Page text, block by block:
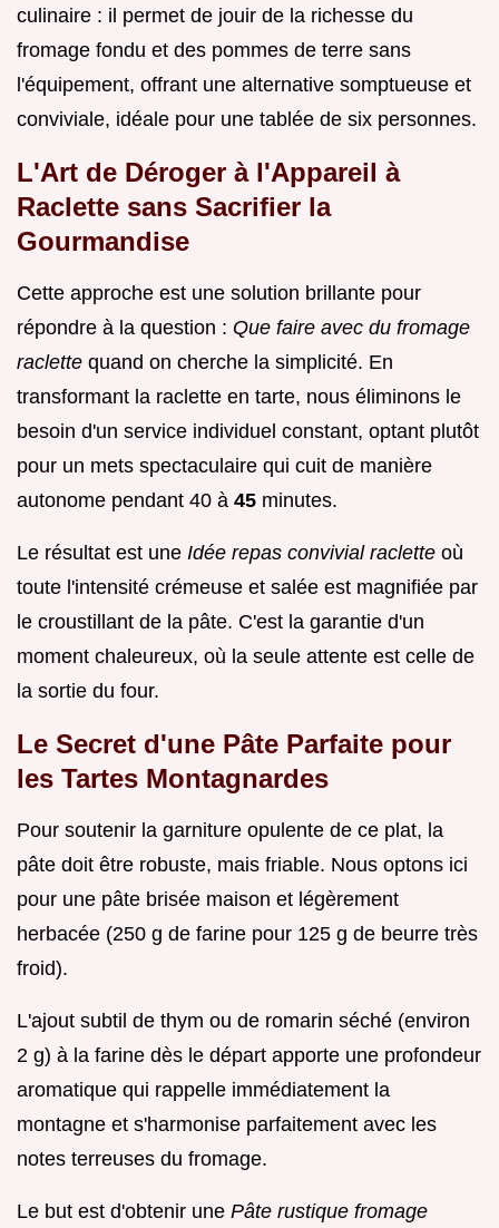
culinaire : il permet de jouir de la richesse du
fromage fondu et des pommes de terre sans
l'équipement, offrant une alternative somptueuse et
conviviale, idéale pour une tablée de six personnes.
L'Art de Déroger à l'Appareil à
Raclette sans Sacrifier la
Gourmandise
Cette approche est une solution brillante pour
répondre à la question : Que faire avec du fromage
raclette quand on cherche la simplicité. En
transformant la raclette en tarte, nous éliminons le
besoin d'un service individuel constant, optant plutôt
pour un mets spectaculaire qui cuit de manière
autonome pendant 40 à 45 minutes.
Le résultat est une Idée repas convivial raclette où
toute l'intensité crémeuse et salée est magnifiée par
le croustillant de la pâte. C'est la garantie d'un
moment chaleureux, où la seule attente est celle de
la sortie du four.
Le Secret d'une Pâte Parfaite pour
les Tartes Montagnardes
Pour soutenir la garniture opulente de ce plat, la
pâte doit être robuste, mais friable. Nous optons ici
pour une pâte brisée maison et légèrement
herbacée (250 g de farine pour 125 g de beurre très
froid).
L'ajout subtil de thym ou de romarin séché (environ
2 g) à la farine dès le départ apporte une profondeur
aromatique qui rappelle immédiatement la
montagne et s'harmonise parfaitement avec les
notes terreuses du fromage.
Le but est d'obtenir une Pâte rustique fromage